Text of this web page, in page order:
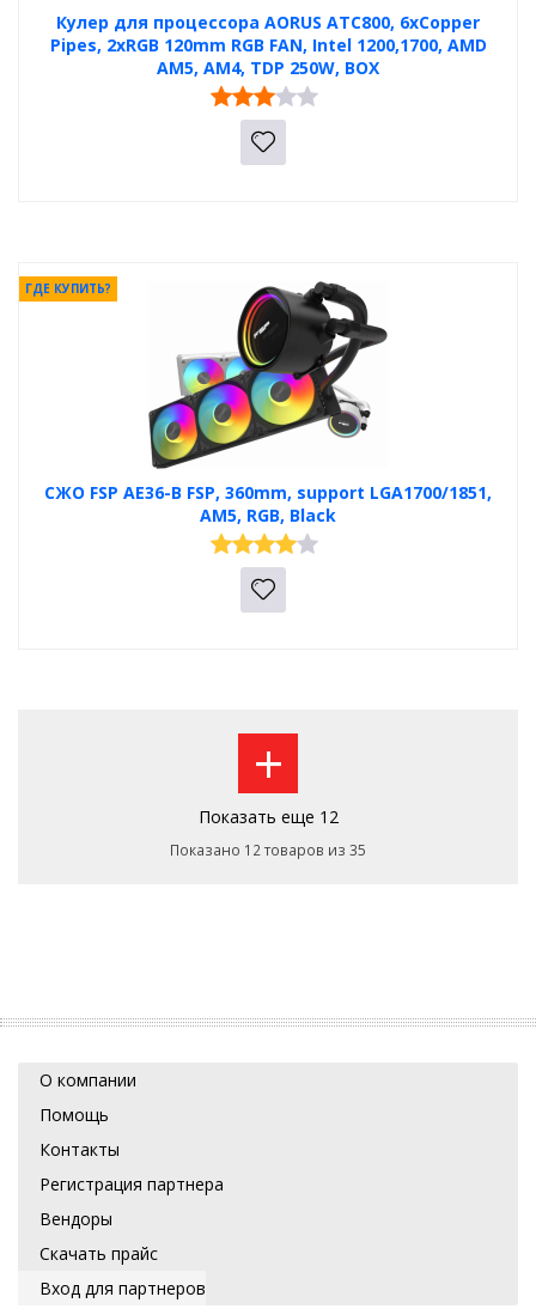
Кулер для процессора AORUS ATC800, 6xCopper
Pipes, 2xRGB 120mm RGB FAN, Intel 1200,1700, AMD
AM5, AM4, TDP 250W, BOX
СЖО FSP AE36-B FSP, 360mm, support LGA1700/1851,
AM5, RGB, Black
ГДЕ КУПИТЬ?
+
Показать еще 12
Показано 12 товаров из 35
О компании
Помощь
Контакты
Регистрация партнера
Вендоры
Скачать прайс
Вход для партнеров